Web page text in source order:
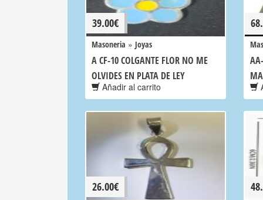
39.00€
Masoneria » Joyas
A CF-10 COLGANTE FLOR NO ME
OLVIDES EN PLATA DE LEY
Añadir al carrito
26.00€